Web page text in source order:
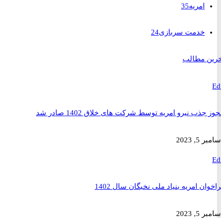
امریه35
خدمت سربازی 24
مطالب
نیرو امریه توسط شرکت های خلاق 1402 صادر شد
امریه بنیاد ملی نخبگان سال 1402